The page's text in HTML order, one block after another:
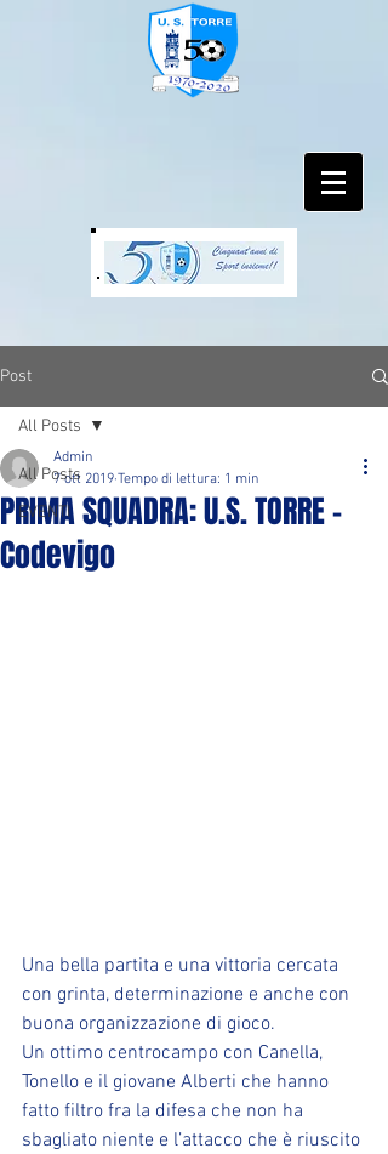
Post
All Posts
EVENTI
All Posts
PRIMA SQUADRA: U.S. TORRE -
Codevigo
Admin
7 ott 2019 Tempo di lettura: 1 min
Una bella partita e una vittoria cercata
con grinta, determinazione e anche con
buona organizzazione di gioco.
Un ottimo centrocampo con Canella,
Tonello e il giovane Alberti che hanno
fatto filtro fra la difesa che non ha
sbagliato niente e l’attacco che è riuscito